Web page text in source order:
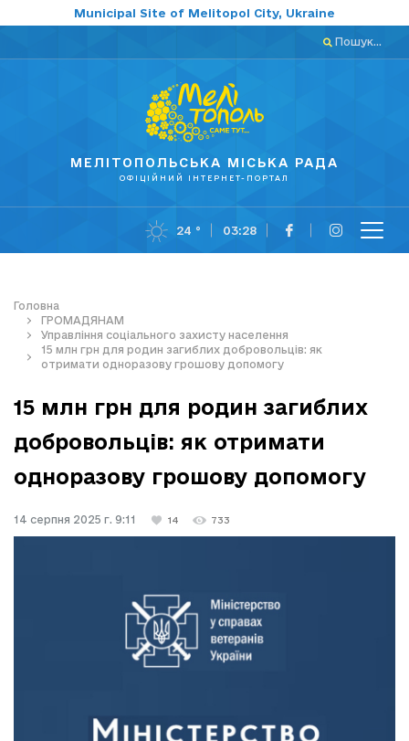
Municipal Site of Melitopol City, Ukraine
Пошук...
МЕЛІТОПОЛЬСЬКА МІСЬКА РАДА
ОФІЦІЙНИЙ ІНТЕРНЕТ-ПОРТАЛ
24 ° 03:28
Головна
ГРОМАДЯНАМ
Управління соціального захисту населення
15 млн грн для родин загиблих добровольців: як
отримати одноразову грошову допомогу
15 млн грн для родин загиблих
добровольців: як отримати
одноразову грошову допомогу
14 серпня 2025 г. 9:11 14 733